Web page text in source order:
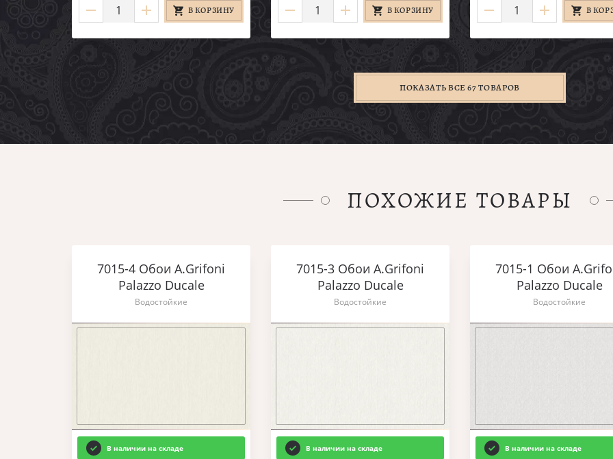
В КОРЗИНУ В КОРЗИНУ В
ПОКАЗАТЬ ВСЕ 67 ТОВАРОВ
ПОХОЖИЕ ТОВАРЫ
7015-4 Обои A.Grifoni
Palazzo Ducale
Водостойкие
В наличии на складе
7015-3 Обои A.Grifoni
Palazzo Ducale
Водостойкие
В наличии на складе
7015-1 Обои
Palazzo Ducale
Водостойкие
В наличии на складе